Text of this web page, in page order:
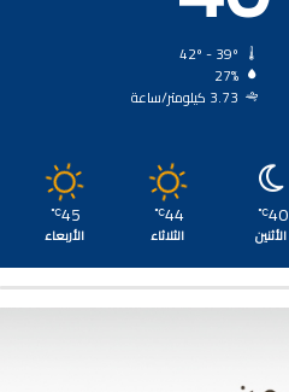
27%
3.73 كيلومتر/ساعة
40
℃
الأثنين
44
℃
الثلاثاء
45
℃
الأربعاء